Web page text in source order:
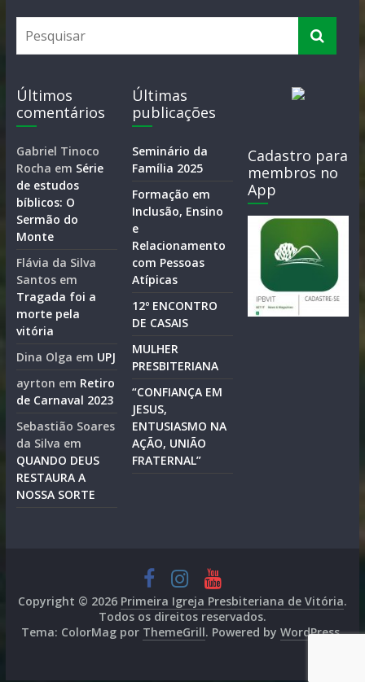
Últimos
comentários
Gabriel Tinoco
Rocha em Série
de estudos
bíblicos: O
Sermão do
Monte
Flávia da Silva
Santosem
Tragada foi a
morte pela
vitória
Dina Olga em UPJ
ayrton em Retiro
de Carnaval 2023
Sebastião Soares
da Silva em
QUANDO DEUS
RESTAURA A
NOSSA SORTE
Últimas
publicações
Seminário da
Família 2025
Formação em
Inclusão, Ensino
e
Relacionamento
com Pessoas
Atípicas
12º ENCONTRO
DE CASAIS
MULHER
PRESBITERIANA
“CONFIANÇA EM
JESUS,
ENTUSIASMO NA
AÇÃO, UNIÃO
FRATERNAL”
Cadastro para
membros no
App
Copyright © 2026 Primeira Igreja Presbiteriana de Vitória.
Todos os direitos reservados.
Tema: ColorMag por ThemeGrill. Powered byWordPress.